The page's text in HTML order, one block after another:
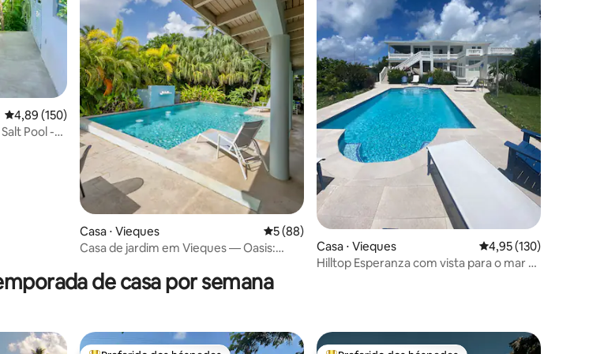
4,89 de uma avaliação média de 5, 150 avaliações
4,89 (150)
Pool -
Casa ⋅ Vieques 5 de uma avaliação média de 5, 88 avaliações
5 (88)
Casa de jardim em Vieques — Oasis:
Casa ⋅ Vieques 4,95 de uma avaliação
4,95 (130)
Hilltop Esperanza com vista para o mar e
de casa por semana